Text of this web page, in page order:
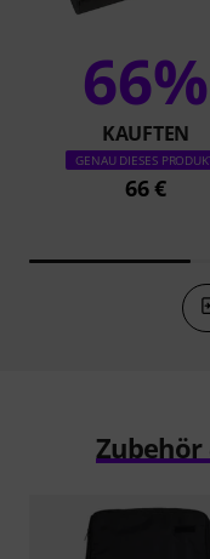
66%
KAUFTEN
GENAU DIESES
66 €